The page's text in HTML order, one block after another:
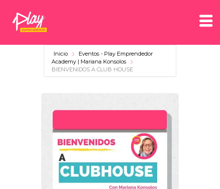
Inicio
Eventos - Play Emprendedor
Academy | Mariana Konsolos
BIENVENIDOS A CLUB HOUSE